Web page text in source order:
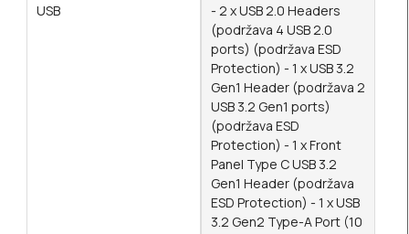
USB
- 2 x USB 2.0 Headers
(podržava 4 USB 2.0
ports) (podržava ESD
Protection) - 1 x USB 3.2
Gen1 Header (podržava 2
USB 3.2 Gen1 ports)
(podržava ESD
Protection) - 1 x Front
Panel Type C USB 3.2
Gen1 Header (podržava
ESD Protection) - 1 x USB
3.2 Gen2 Type-A Port (10